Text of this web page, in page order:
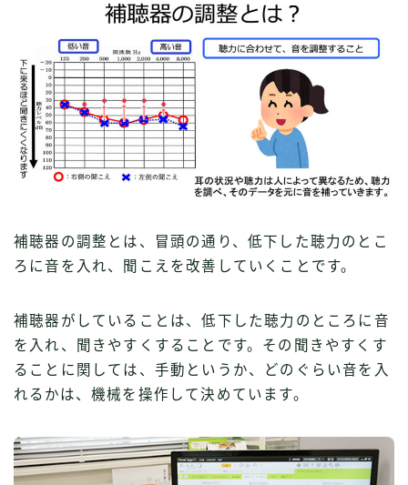
補聴器の調整とは、冒頭の通り、低下した聴力のとこ
ろに音を入れ、聞こえを改善していくことです。
補聴器がしていることは、低下した聴力のところに音
を入れ、聞きやすくすることです。その聞きやすくす
ることに関しては、手動というか、どのぐらい音を入
れるかは、機械を操作して決めています。